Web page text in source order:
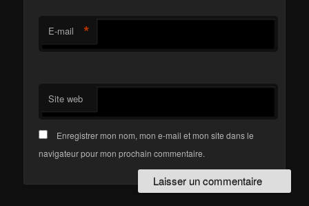
E-mail *
Site web
Enregistrer mon nom, mon e-mail et mon site dans le
navigateur pour mon prochain commentaire.